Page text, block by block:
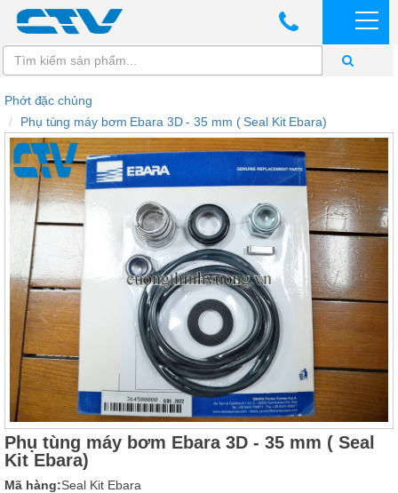
Phớt đặc chủng
Phụ tùng máy bơm Ebara 3D - 35 mm ( Seal Kit Ebara)
Phụ tùng máy bơm Ebara 3D - 35 mm ( Seal
Kit Ebara)
Mã hàng:Seal Kit Ebara